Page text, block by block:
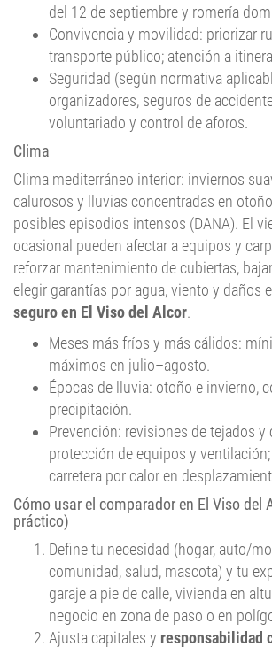
del 12 de septiembre y romería
Convivencia y movilidad: priorizar
transporte público; atención a
Seguridad (según normativa
organizadores, seguros de
voluntariado y control de aforos.
Clima
Clima mediterráneo interior: inviernos
calurosos y lluvias concentradas en
posibles episodios intensos (DANA). El
ocasional pueden afectar a equipos y
reforzar mantenimiento de cubiertas,
elegir garantías por agua, viento y daños
seguro en El Viso del Alcor.
Meses más fríos y más cálidos:
máximos en julio–agosto.
Épocas de lluvia: otoño e invierno,
precipitación.
Prevención: revisiones de tejados y
protección de equipos y
carretera por calor en
Cómo usar el comparador en El Viso del
práctico)
Define tu necesidad (hogar, auto/
comunidad, salud, mascota) y tu
garaje a pie de calle, vivienda en
negocio en zona de paso o en
Ajusta capitales y responsabilidad